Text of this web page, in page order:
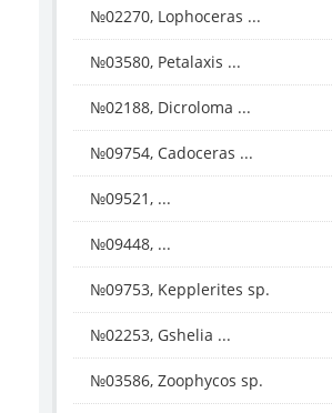
№02270, Lophoceras ...
№03580, Petalaxis ...
№02188, Dicroloma ...
№09754, Cadoceras ...
№09521, ...
№09448, ...
№09753, Kepplerites sp.
№02253, Gshelia ...
№03586, Zoophycos sp.